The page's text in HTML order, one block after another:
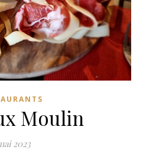
Moulin
2023